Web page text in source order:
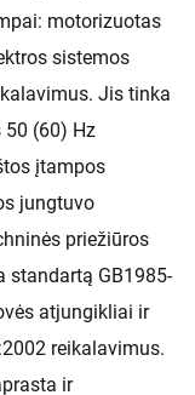
motorizuotas
sistemos
Jis tinka
50 (60) Hz
įtampos
jungtuvo
priežiūros
standartą GB1985-
atjungikliai ir
reikalavimus.
ir